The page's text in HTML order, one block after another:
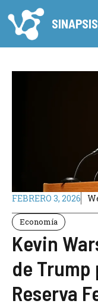
al
contenido
FEBRERO 3, 2026
Economía
Kevin
de
Reserva